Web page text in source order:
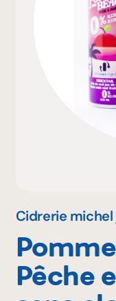
À propos
Cidrerie
Pêche